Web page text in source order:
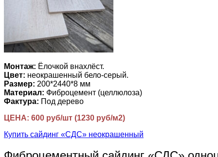
Монтаж: Ёлочкой внахлёст.
Цвет: неокрашенный бело-серый.
Размер: 200*2440*8 мм
Материал: Фиброцемент (целлюлоза)
Фактура: Под дерево
ЦЕНА: 600 руб/шт (1230 руб/м2)
Купить сайдинг «СДС» неокрашенный